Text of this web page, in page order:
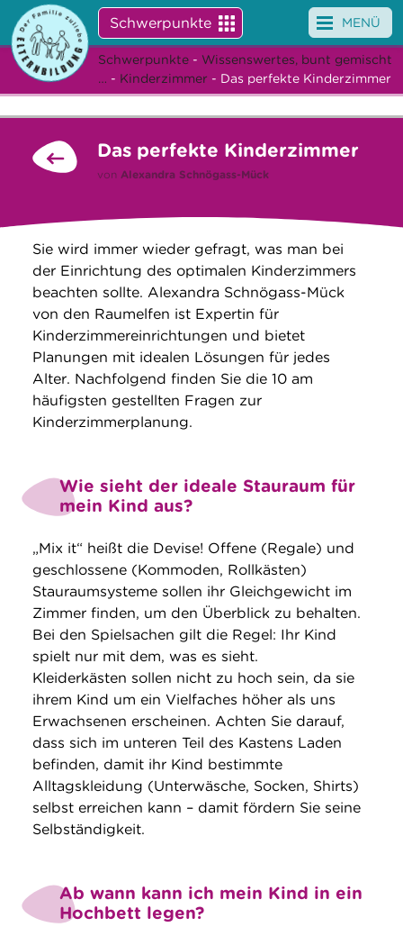
Schwerpunkte
Angebote
News
Über uns
Suche
MENÜ
Schwerpunkte - Wissenswertes, bunt gemischt
… - Kinderzimmer - Das perfekte Kinderzimmer
Das perfekte Kinderzimmer
von Alexandra Schnögass-Mück
Sie wird immer wieder gefragt, was man bei
der Einrichtung des optimalen Kinderzimmers
beachten sollte. Alexandra Schnögass-Mück
von den Raumelfen ist Expertin für
Kinderzimmereinrichtungen und bietet
Planungen mit idealen Lösungen für jedes
Alter. Nachfolgend finden Sie die 10 am
häufigsten gestellten Fragen zur
Kinderzimmerplanung.
Wie sieht der ideale Stauraum für
mein Kind aus?
„Mix it“ heißt die Devise! Offene (Regale) und
geschlossene (Kommoden, Rollkästen)
Stauraumsysteme sollen ihr Gleichgewicht im
Zimmer finden, um den Überblick zu behalten.
Bei den Spielsachen gilt die Regel: Ihr Kind
spielt nur mit dem, was es sieht.
Kleiderkästen sollen nicht zu hoch sein, da sie
ihrem Kind um ein Vielfaches höher als uns
Erwachsenen erscheinen. Achten Sie darauf,
dass sich im unteren Teil des Kastens Laden
befinden, damit ihr Kind bestimmte
Alltagskleidung (Unterwäsche, Socken, Shirts)
selbst erreichen kann – damit fördern Sie seine
Selbständigkeit.
Ab wann kann ich mein Kind in ein
Hochbett legen?